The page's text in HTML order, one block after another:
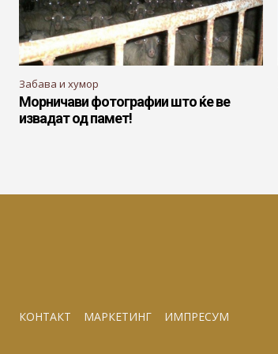
Забава и хумор
Морничави фотографии што ќе ве
извадат од памет!
КОНТАКТ МАРКЕТИНГ ИМПРЕСУМ